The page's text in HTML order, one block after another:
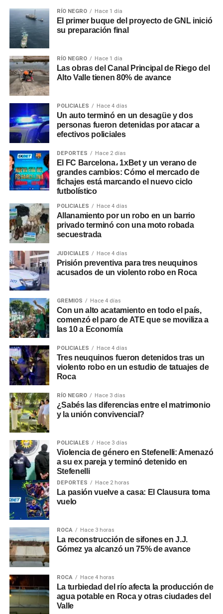
RÍO NEGRO Hace 1 día
El primer buque del proyecto de GNL inició
su preparación final
RÍO NEGRO Hace 1 día
Las obras del Canal Principal de Riego del
Alto Valle tienen 80% de avance
POLICIALES Hace 4 días
Un auto terminó en un desagüe y dos
personas fueron detenidas por atacar a
efectivos policiales
DEPORTES Hace 2 días
El FC Barcelona، 1xBet y un verano de
grandes cambios: Cómo el mercado de
fichajes está marcando el nuevo ciclo
futbolístico
POLICIALES Hace 4 días
Allanamiento por un robo en un barrio
privado terminó con una moto robada
secuestrada
JUDICIALES Hace 4 días
Prisión preventiva para tres neuquinos
acusados de un violento robo en Roca
GREMIOS Hace 4 días
Con un alto acatamiento en todo el país,
comenzó el paro de ATE que se moviliza a
las 10 a Economía
POLICIALES Hace 4 días
Tres neuquinos fueron detenidos tras un
violento robo en un estudio de tatuajes de
Roca
RÍO NEGRO Hace 3 días
¿Sabés las diferencias entre el matrimonio
y la unión convivencial?
POLICIALES Hace 3 días
Violencia de género en Stefenelli: Amenazó
a su ex pareja y terminó detenido en
Stefenelli
DEPORTES Hace 2 horas
La pasión vuelve a casa: El Clausura toma
vuelo
ROCA Hace 3 horas
La reconstrucción de sifones en J.J.
Gómez ya alcanzó un 75% de avance
ROCA Hace 4 horas
La turbiedad del río afecta la producción de
agua potable en Roca y otras ciudades del
Valle